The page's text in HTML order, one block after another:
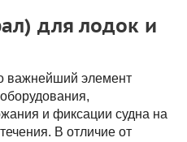
для лодок и
важнейший элемент
и фиксации судна на
В отличие от